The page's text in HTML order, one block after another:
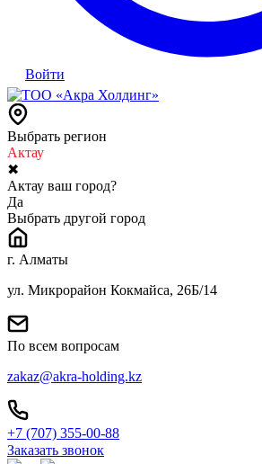
Войти
Выбрать регион
Актау
✖
Актау ваш город?
Да
Выбрать другой город
г. Алматы
ул. Микрорайон Кокмайса, 26Б/14
По всем вопросам
zakaz@akra-holding.kz
+7 (707) 355-00-88
Заказать звонок